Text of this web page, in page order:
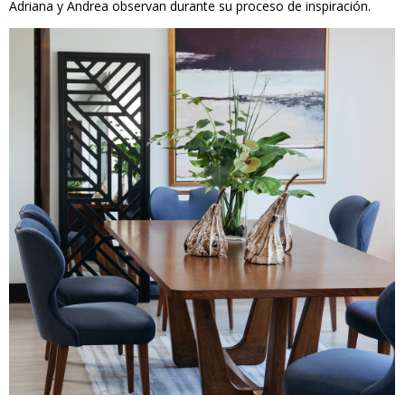
Adriana y Andrea observan durante su proceso de inspiración.